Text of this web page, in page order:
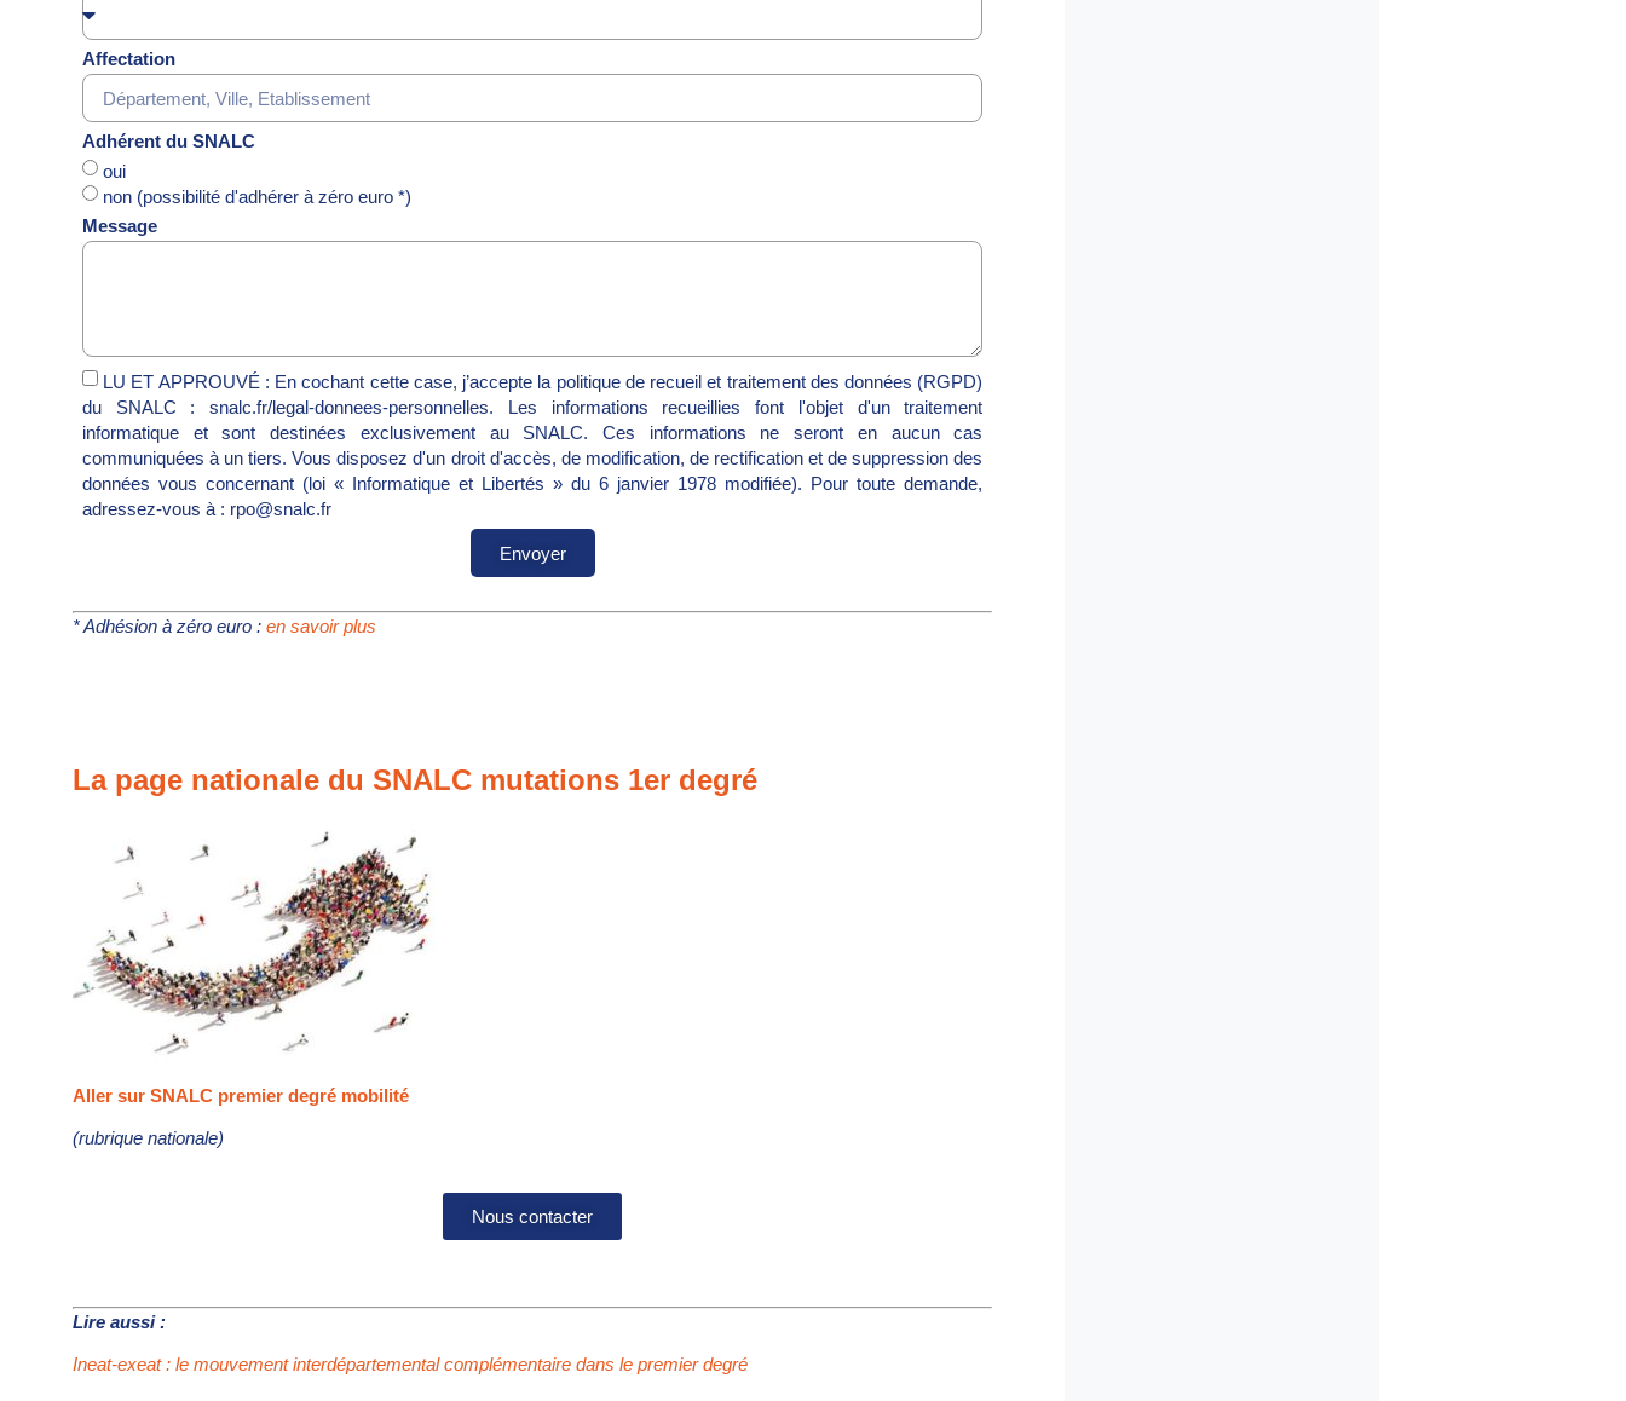
Affectation
Adhérent du SNALC
oui
non (possibilité d'adhérer à zéro euro *)
Message
LU ET APPROUVÉ : En cochant cette case, j’accepte la politique de recueil et traitement des données (RGPD)
du SNALC : snalc.fr/legal-donnees-personnelles. Les informations recueillies font l'objet d'un traitement
informatique et sont destinées exclusivement au SNALC. Ces informations ne seront en aucun cas
communiquées à un tiers. Vous disposez d'un droit d'accès, de modification, de rectification et de suppression des
données vous concernant (loi « Informatique et Libertés » du 6 janvier 1978 modifiée). Pour toute demande,
adressez-vous à : rpo@snalc.fr
Envoyer
* Adhésion à zéro euro : en savoir plus
La page nationale du SNALC mutations 1er degré
Aller sur SNALC premier degré mobilité
(rubrique nationale)
Nous contacter
Lire aussi :
Ineat-exeat : le mouvement interdépartemental complémentaire dans le premier degré